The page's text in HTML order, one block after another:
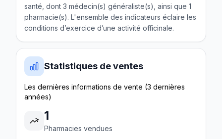
santé, dont 3 médecin(s) généraliste(s), ainsi que 1
pharmacie(s). L'ensemble des indicateurs éclaire les
conditions d’exercice d’une activité officinale.
Statistiques de ventes
Les dernières informations de vente (3 dernières
années)
1
Pharmacies vendues